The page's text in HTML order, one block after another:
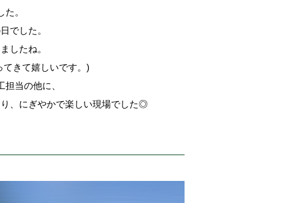
。
でした。
したね。
きて嬉しいです。)
当の他に、
、にぎやかで楽しい現場でした◎